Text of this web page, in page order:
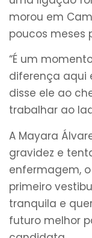
morou em
poucos meses
“É um
diferença aqui
disse ele ao
trabalhar ao
A Mayara
gravidez e
enfermagem,
primeiro
tranquila e
futuro melhor